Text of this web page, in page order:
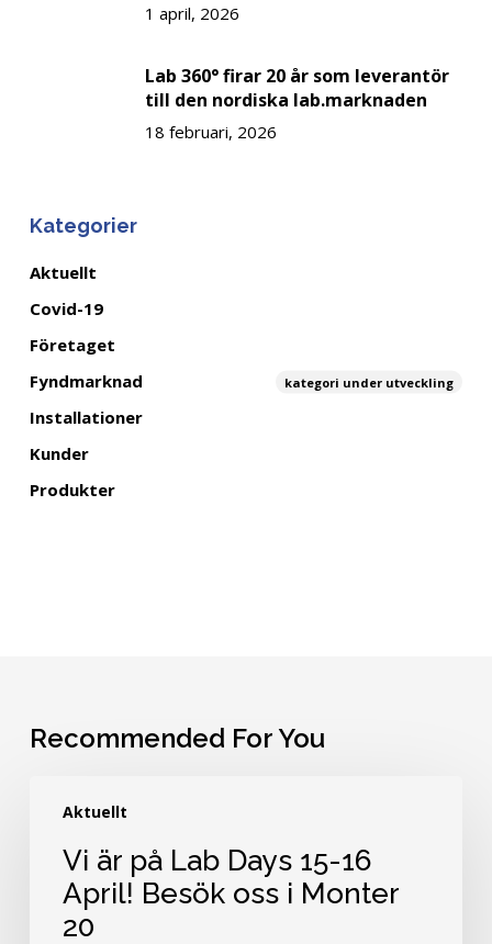
1 april, 2026
Lab 360° firar 20 år som leverantör
till den nordiska lab.marknaden
18 februari, 2026
Kategorier
Aktuellt
Covid-19
Företaget
Fyndmarknad
kategori under utveckling
Installationer
Kunder
Produkter
Recommended For You
Aktuellt
Days
Vi är på Lab Days 15-16
April! Besök oss i Monter
20